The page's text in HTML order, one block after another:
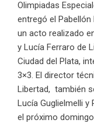
Olimpiadas
entregó el Pabellón
un acto realizado
y Lucía Ferraro de
Ciudad del Plata,
3×3. El director
Libertad, también
Lucía Guglielmelli y
el próximo